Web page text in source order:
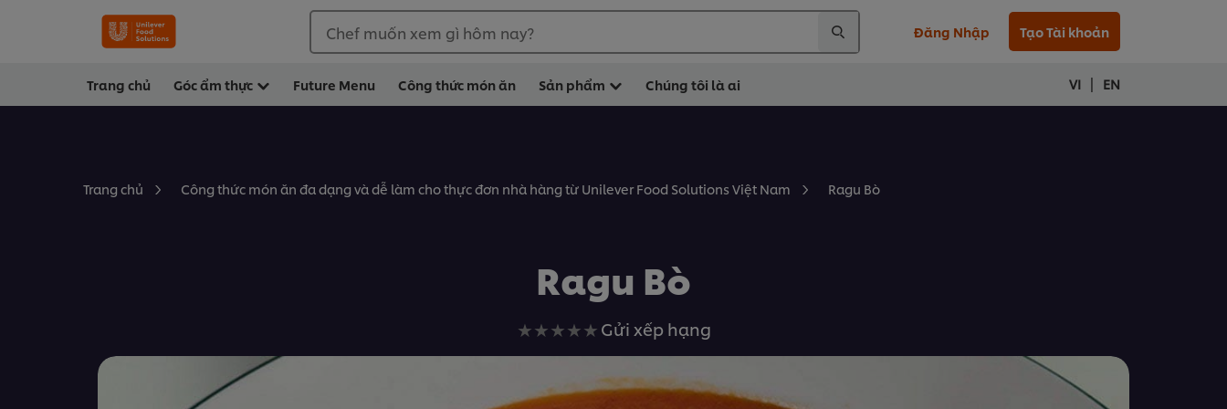
Chef muốn xem gì hôm nay? Đăng Nhập Tạo Tài khoản
Trang chủ Góc ẩm thực Future Menu Công thức món ăn Sản phẩm Chúng tôi là ai VI | EN
Trang chủ Công thức món ăn đa dạng và dễ làm cho thực đơn nhà hàng từ Unilever Food Solutions Việt Nam Ragu Bò
Ragu Bò
Không
có
xếp
hạng
Gửi xếp hạng